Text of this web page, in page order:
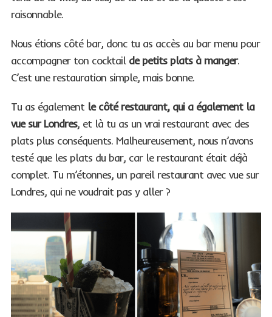
raisonnable.
Nous étions côté bar, donc tu as accès au bar menu pour
accompagner ton cocktail de petits plats à manger.
C’est une restauration simple, mais bonne.
Tu as également le côté restaurant, qui a également la
vue sur Londres, et là tu as un vrai restaurant avec des
plats plus conséquents. Malheureusement, nous n’avons
testé que les plats du bar, car le restaurant était déjà
complet. Tu m’étonnes, un pareil restaurant avec vue sur
Londres, qui ne voudrait pas y aller ?